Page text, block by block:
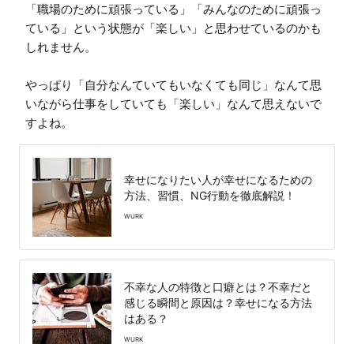
「職場のために頑張っている」「みんなのために頑張っ
ている」という状態が「楽しい」と思わせているのかも
しれません。
やっぱり「自分なんていてもいなくても同じ」なんて思
いながら仕事をしていても「楽しい」なんて思えないで
すよね。
幸せになりたい人が幸せになるための
方法、習慣、NG行動を徹底解説！
WURK
不幸な人の特徴と口癖とは？不幸だと
感じる瞬間と原因は？幸せになる方法
はある？
WURK